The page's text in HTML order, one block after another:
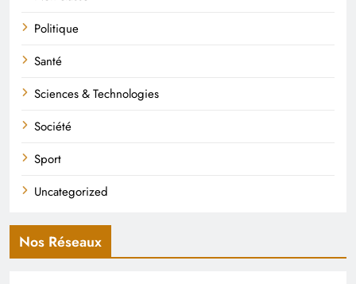
Politique
Santé
Sciences & Technologies
Société
Sport
Uncategorized
Nos Réseaux